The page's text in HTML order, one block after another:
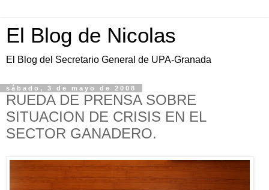
El Blog de Nicolas
El Blog del Secretario General de UPA-Granada
sábado, 3 de mayo de 2008
RUEDA DE PRENSA SOBRE
SITUACION DE CRISIS EN EL
SECTOR GANADERO.